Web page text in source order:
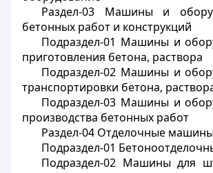
Раздел-03 Машины и
бетонных работ и конструкций
Подраздел-01 Машины и
приготовления бетона, раствора
Подраздел-02 Машины и
транспортировки бетона,
Подраздел-03 Машины и
производства бетонных работ
Раздел-04 Отделочные
Подраздел-01
Подраздел-02 Машины для